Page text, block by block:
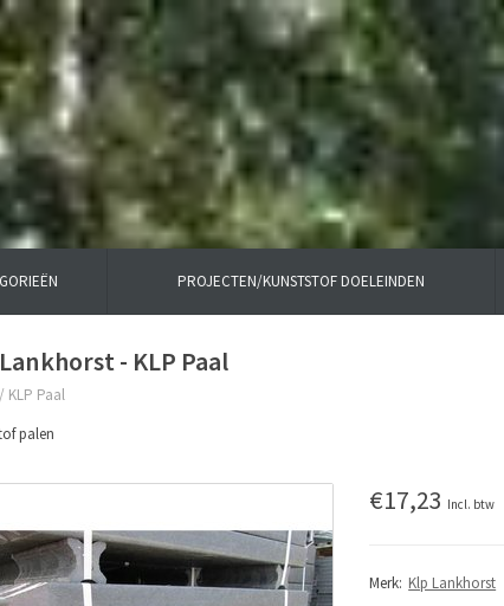
PROJECTEN/KUNSTSTOF DOELEINDEN
- KLP Paal
/ KLP Paal
palen
€17,23 Incl. btw
Merk: Klp Lankhorst